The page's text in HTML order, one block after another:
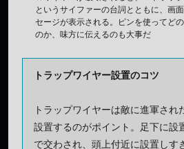
というサイファーの台詞とともに、画
セージが表示される。ピンを使ってど
のか、味方に伝えるのも大事だ
トラップワイヤー設置のコツ
トラップワイヤーは敵に進軍され
設置するのがポイント。足下に設
で交わされ、頭上付近に設置しす